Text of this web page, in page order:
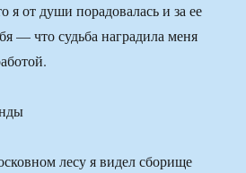
от души порадовалась и за ее
— что судьба наградила меня
лесу я видел сборище